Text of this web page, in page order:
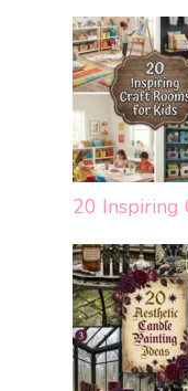
20 Inspiring